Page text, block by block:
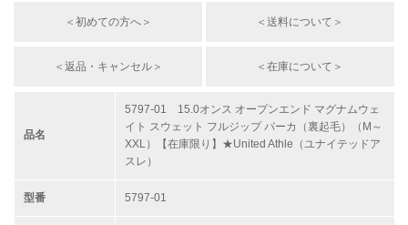
＜初めての方へ＞ ＜送料について＞
＜返品・キャンセル＞ ＜在庫について＞
品名
5797-01 15.0オンス オープンエンド マグナムウェ
イト スウェット フルジップ パーカ（裏起毛）（M～
XXL）【在庫限り】★United Athle（ユナイテッドア
スレ）
型番 5797-01